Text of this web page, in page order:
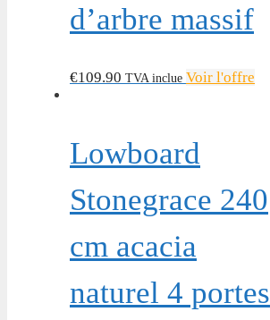
d’arbre massif
€109.90 TVA inclue Voir l'offre
Lowboard
Stonegrace 240
cm acacia
naturel 4 portes